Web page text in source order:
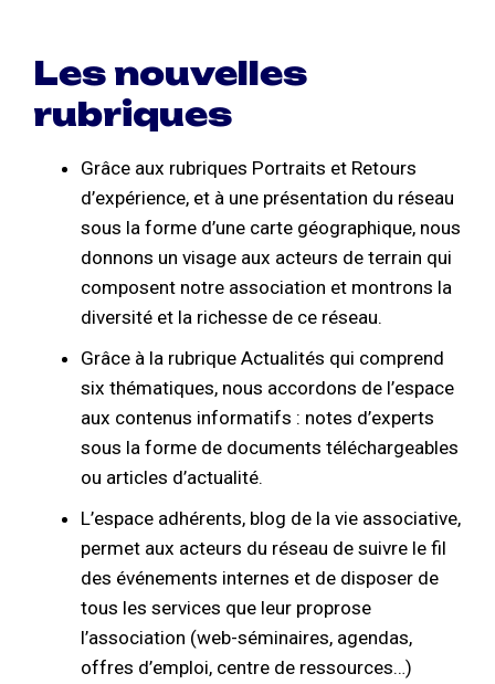
Les nouvelles
rubriques
Grâce aux rubriques Portraits et Retours
d’expérience, et à une présentation du réseau
sous la forme d’une carte géographique, nous
donnons un visage aux acteurs de terrain qui
composent notre association et montrons la
diversité et la richesse de ce réseau.
Grâce à la rubrique Actualités qui comprend
six thématiques, nous accordons de l’espace
aux contenus informatifs : notes d’experts
sous la forme de documents téléchargeables
ou articles d’actualité.
L’espace adhérents, blog de la vie associative,
permet aux acteurs du réseau de suivre le fil
des événements internes et de disposer de
tous les services que leur proprose
l’association (web-séminaires, agendas,
offres d’emploi, centre de ressources…)